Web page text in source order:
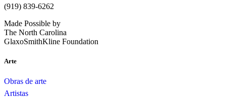
(919) 839-6262
Made Possible by
The North Carolina
GlaxoSmithKline Foundation
Arte
Obras de arte
Artistas